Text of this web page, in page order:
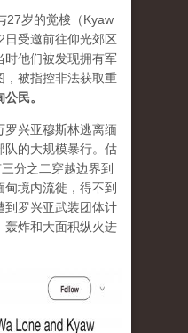
27岁的觉梭（Kyaw
日受邀前往仰光郊区
时他们被发现拥有军
，被指控非法获取重
民。
兴亚穆斯林逃离缅
队的大规模暴行。估
分之二穿越边界到
境内流徙，得不到
到罗兴亚武装团体计
轰炸和大面积纵火进